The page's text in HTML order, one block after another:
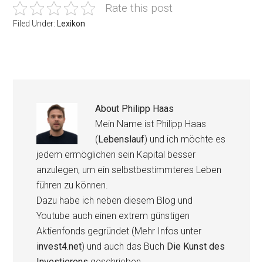
Rate this post
Filed Under: Lexikon
About Philipp Haas
Mein Name ist Philipp Haas
(Lebenslauf) und ich möchte es
jedem ermöglichen sein Kapital besser
anzulegen, um ein selbstbestimmteres Leben
führen zu können.
Dazu habe ich neben diesem Blog und
Youtube auch einen extrem günstigen
Aktienfonds gegründet (Mehr Infos unter
invest4.net) und auch das Buch Die Kunst des